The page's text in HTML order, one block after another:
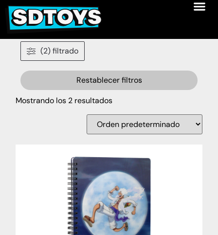
(2) filtrado
Restablecer filtros
Mostrando los 2 resultados